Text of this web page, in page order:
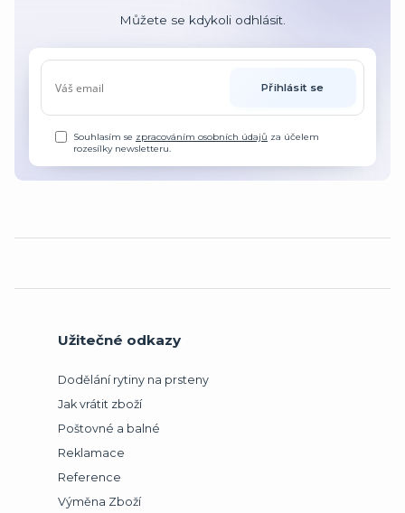
Můžete se kdykoli odhlásit.
Přihlásit se
Souhlasím se zpracováním osobních údajů za účelem
rozesílky newsletteru.
Užitečné odkazy
Dodělání rytiny na prsteny
Jak vrátit zboží
Poštovné a balné
Reklamace
Reference
Výměna Zboží